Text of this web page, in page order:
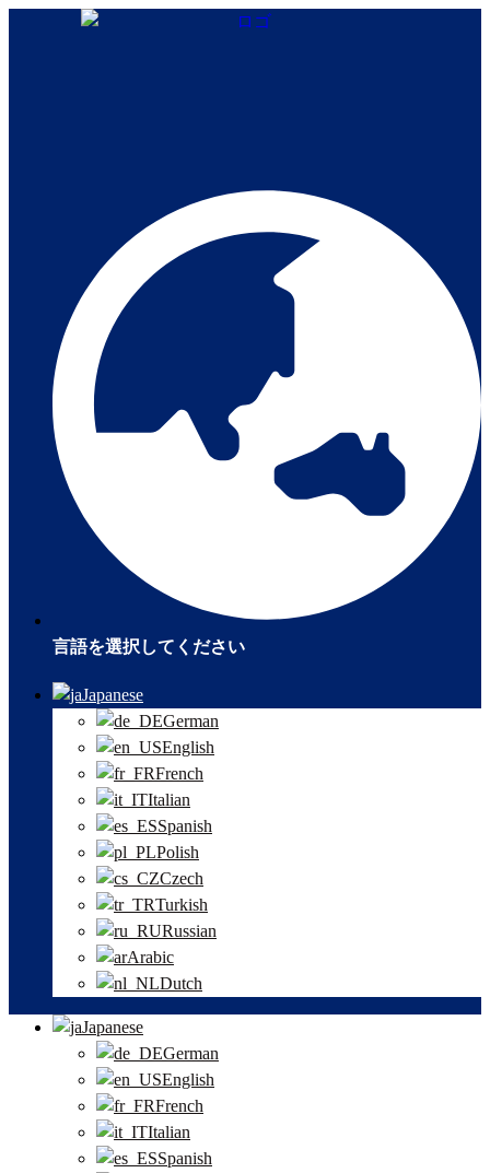
言語を選択してください
Japanese
German
English
French
Italian
Spanish
Polish
Czech
Turkish
Russian
Arabic
Dutch
Japanese
German
English
French
Italian
Spanish